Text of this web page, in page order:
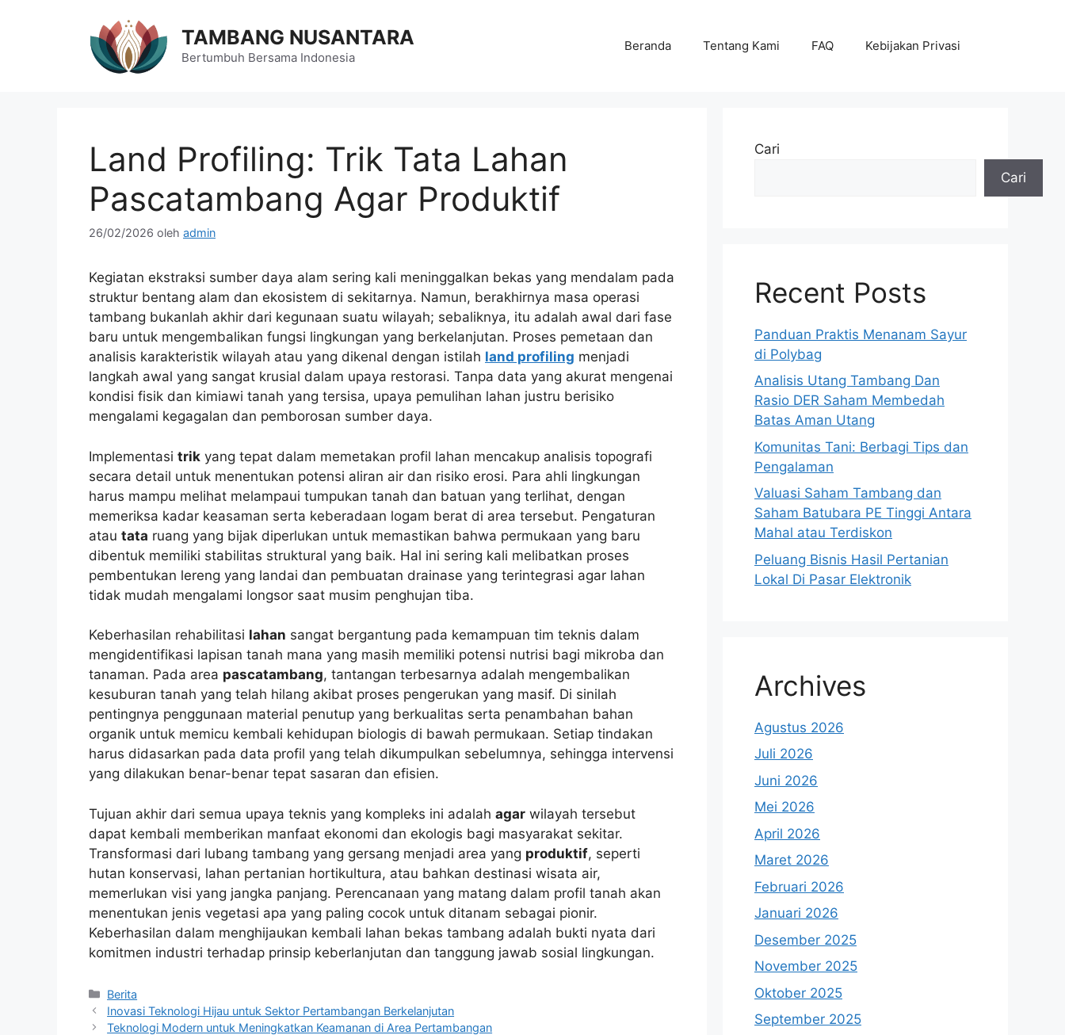
TAMBANG NUSANTARA
Bertumbuh Bersama Indonesia
Beranda Tentang Kami FAQ Kebijakan Privasi
Land Profiling: Trik Tata Lahan
Pascatambang Agar Produktif
26/02/2026 oleh admin
Kegiatan ekstraksi sumber daya alam sering kali meninggalkan bekas yang mendalam pada
struktur bentang alam dan ekosistem di sekitarnya. Namun, berakhirnya masa operasi
tambang bukanlah akhir dari kegunaan suatu wilayah; sebaliknya, itu adalah awal dari fase
baru untuk mengembalikan fungsi lingkungan yang berkelanjutan. Proses pemetaan dan
analisis karakteristik wilayah atau yang dikenal dengan istilah land profiling menjadi
langkah awal yang sangat krusial dalam upaya restorasi. Tanpa data yang akurat mengenai
kondisi fisik dan kimiawi tanah yang tersisa, upaya pemulihan lahan justru berisiko
mengalami kegagalan dan pemborosan sumber daya.
Implementasi trik yang tepat dalam memetakan profil lahan mencakup analisis topografi
secara detail untuk menentukan potensi aliran air dan risiko erosi. Para ahli lingkungan
harus mampu melihat melampaui tumpukan tanah dan batuan yang terlihat, dengan
memeriksa kadar keasaman serta keberadaan logam berat di area tersebut. Pengaturan
atau tata ruang yang bijak diperlukan untuk memastikan bahwa permukaan yang baru
dibentuk memiliki stabilitas struktural yang baik. Hal ini sering kali melibatkan proses
pembentukan lereng yang landai dan pembuatan drainase yang terintegrasi agar lahan
tidak mudah mengalami longsor saat musim penghujan tiba.
Keberhasilan rehabilitasi lahan sangat bergantung pada kemampuan tim teknis dalam
mengidentifikasi lapisan tanah mana yang masih memiliki potensi nutrisi bagi mikroba dan
tanaman. Pada area pascatambang, tantangan terbesarnya adalah mengembalikan
kesuburan tanah yang telah hilang akibat proses pengerukan yang masif. Di sinilah
pentingnya penggunaan material penutup yang berkualitas serta penambahan bahan
organik untuk memicu kembali kehidupan biologis di bawah permukaan. Setiap tindakan
harus didasarkan pada data profil yang telah dikumpulkan sebelumnya, sehingga intervensi
yang dilakukan benar-benar tepat sasaran dan efisien.
Tujuan akhir dari semua upaya teknis yang kompleks ini adalah agar wilayah tersebut
dapat kembali memberikan manfaat ekonomi dan ekologis bagi masyarakat sekitar.
Transformasi dari lubang tambang yang gersang menjadi area yang produktif, seperti
hutan konservasi, lahan pertanian hortikultura, atau bahkan destinasi wisata air,
memerlukan visi yang jangka panjang. Perencanaan yang matang dalam profil tanah akan
menentukan jenis vegetasi apa yang paling cocok untuk ditanam sebagai pionir.
Keberhasilan dalam menghijaukan kembali lahan bekas tambang adalah bukti nyata dari
komitmen industri terhadap prinsip keberlanjutan dan tanggung jawab sosial lingkungan.
Kategori
Berita
Inovasi Teknologi Hijau untuk Sektor Pertambangan Berkelanjutan
Teknologi Modern untuk Meningkatkan Keamanan di Area Pertambangan
Cari
Cari
Recent Posts
Panduan Praktis Menanam Sayur
di Polybag
Analisis Utang Tambang Dan
Rasio DER Saham Membedah
Batas Aman Utang
Komunitas Tani: Berbagi Tips dan
Pengalaman
Valuasi Saham Tambang dan
Saham Batubara PE Tinggi Antara
Mahal atau Terdiskon
Peluang Bisnis Hasil Pertanian
Lokal Di Pasar Elektronik
Archives
Agustus 2026
Juli 2026
Juni 2026
Mei 2026
April 2026
Maret 2026
Februari 2026
Januari 2026
Desember 2025
November 2025
Oktober 2025
September 2025